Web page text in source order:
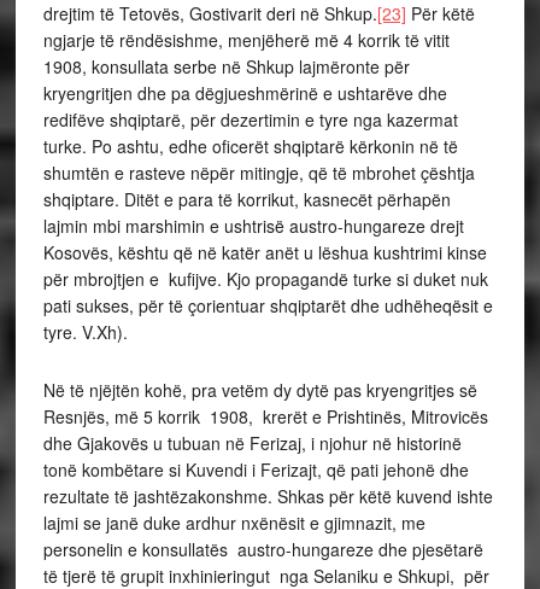
drejtim të Tetovës, Gostivarit deri në Shkup.[23] Për këtë
ngjarje të rëndësishme, menjëherë më 4 korrik të vitit
1908, konsullata serbe në Shkup lajmëronte për
kryengritjen dhe pa dëgjueshmërinë e ushtarëve dhe
redifëve shqiptarë, për dezertimin e tyre nga kazermat
turke. Po ashtu, edhe oficerët shqiptarë kërkonin në të
shumtën e rasteve nëpër mitingje, që të mbrohet çështja
shqiptare. Ditët e para të korrikut, kasnecët përhapën
lajmin mbi marshimin e ushtrisë austro-hungareze drejt
Kosovës, kështu që në katër anët u lëshua kushtrimi kinse
për mbrojtjen e kufijve. Kjo propagandë turke si duket nuk
pati sukses, për të çorientuar shqiptarët dhe udhëheqësit e
tyre. V.Xh).
Në të njëjtën kohë, pra vetëm dy dytë pas kryengritjes së
Resnjës, më 5 korrik 1908, krerët e Prishtinës, Mitrovicës
dhe Gjakovës u tubuan në Ferizaj, i njohur në historinë
tonë kombëtare si Kuvendi i Ferizajt, që pati jehonë dhe
rezultate të jashtëzakonshme. Shkas për këtë kuvend ishte
lajmi se janë duke ardhur nxënësit e gjimnazit, me
personelin e konsullatës austro-hungareze dhe pjesëtarë
të tjerë të grupit inxhinieringut nga Selaniku e Shkupi, për